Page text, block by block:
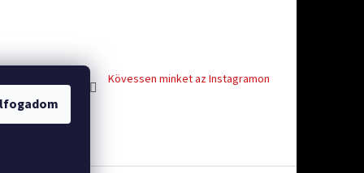
Kövessen minket az Instagramon
Facebook